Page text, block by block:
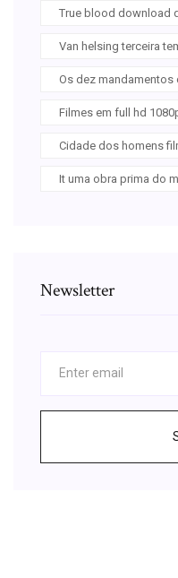
True blood download
Van helsing terceira
Os dez mandamentos
Filmes em full hd
Cidade dos homens
It uma obra prima do
Newsletter